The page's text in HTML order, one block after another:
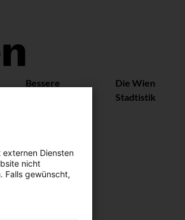
Bessere
Die Wien
Stadtistik
Diensten
nicht
Falls gewünscht,